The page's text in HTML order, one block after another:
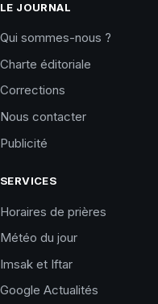
LE JOURNAL
Qui sommes-nous ?
Charte éditoriale
Corrections
Nous contacter
Publicité
SERVICES
Horaires de prières
Météo du jour
Imsak et Iftar
Google Actualités